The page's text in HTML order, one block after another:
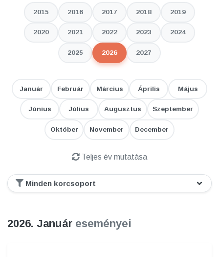
2015 2016 2017 2018 2019
2020 2021 2022 2023 2024
2025 2026 2027
Január Február Március Április Május
Június Július Augusztus Szeptember
Október November December
Teljes év mutatása
2026. Január eseményei